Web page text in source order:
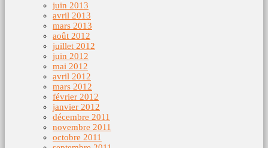
juin 2013
avril 2013
mars 2013
août 2012
juillet 2012
juin 2012
mai 2012
avril 2012
mars 2012
février 2012
janvier 2012
décembre 2011
novembre 2011
octobre 2011